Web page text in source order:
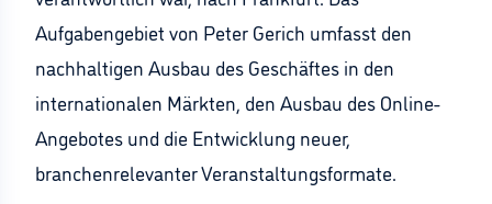
Aufgabengebiet von Peter Gerich umfasst den
nachhaltigen Ausbau des Geschäftes in den
internationalen Märkten, den Ausbau des Online-
Angebotes und die Entwicklung neuer,
branchenrelevanter Veranstaltungsformate.